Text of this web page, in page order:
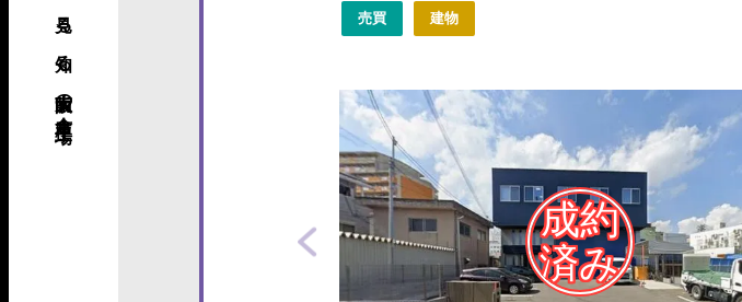
見る、知る、南大阪の倉庫･工場 売買 建物